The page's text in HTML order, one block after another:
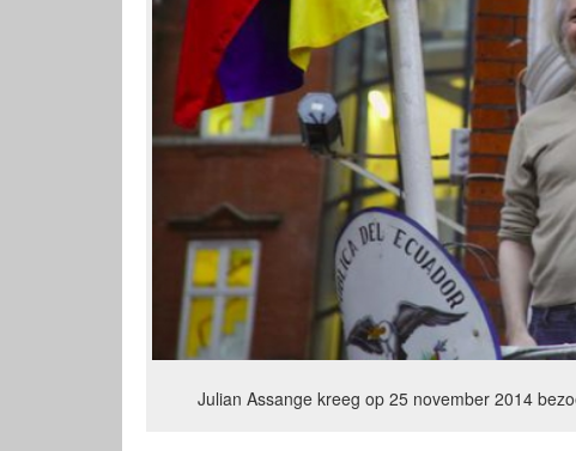
Julian Assange kreeg op 25 november 2014